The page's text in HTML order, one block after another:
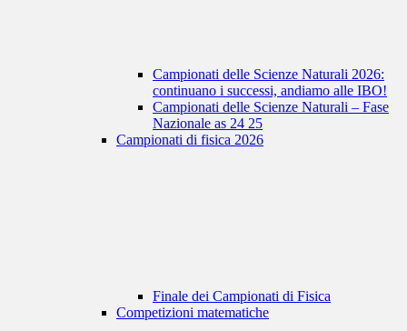
Campionati delle Scienze Naturali 2026:
continuano i successi, andiamo alle IBO!
Campionati delle Scienze Naturali – Fase
Nazionale as 24 25
Campionati di fisica 2026
Finale dei Campionati di Fisica
Competizioni matematiche